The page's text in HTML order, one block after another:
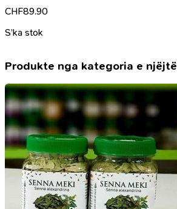
CHF89.90
S’ka stok
Produkte nga kategoria e njëjtë